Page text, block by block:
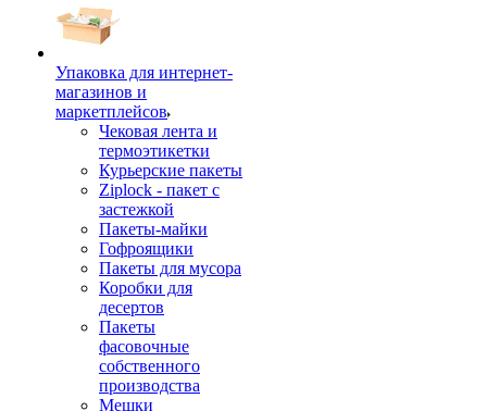
Упаковка для интернет-
магазинов и
маркетплейсов
Чековая лента и
термоэтикетки
Курьерские пакеты
Ziplock - пакет с
застежкой
Пакеты-майки
Гофроящики
Пакеты для мусора
Коробки для
десертов
Пакеты
фасовочные
собственного
производства
Мешки